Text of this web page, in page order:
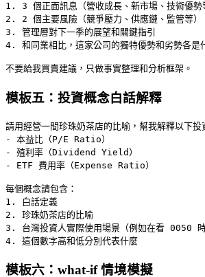
1. 3 個正面訊息（營收成長、新市場、技術優勢
2. 2 個主要風險（競爭壓力、供應鏈、監管等）
3. 管理層對下一季的展望和關鍵指引
4. 和同業相比，這家公司的獨特優勢和劣勢各是
模板五：投資概念白話解釋
請用經營一間珍珠奶茶店的比喻，幫我解釋以下投
- 本益比（P/E Ratio）
- 殖利率（Dividend Yield）
- ETF 費用率（Expense Ratio）
每個概念請包含：
1. 白話定義
2. 珍珠奶茶店的比喻
3. 台灣投資人實際使用場景（例如在看 0050 時
模板六：what-if 情境模擬